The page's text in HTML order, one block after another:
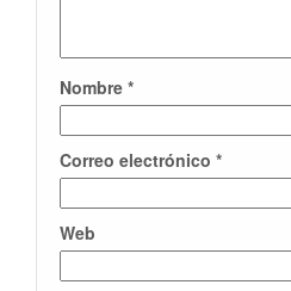
Nombre *
Correo electrónico *
Web